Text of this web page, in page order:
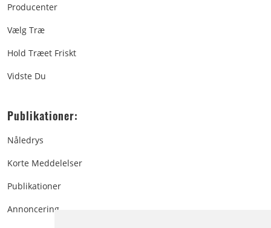
Producenter
Vælg Træ
Hold Træet Friskt
Vidste Du
Publikationer:
Nåledrys
Korte Meddelelser
Publikationer
Annoncering